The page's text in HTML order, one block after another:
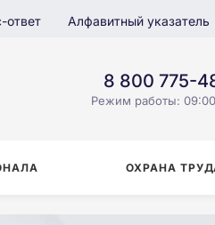
ответ Алфавитный указатель
8 800 775-
Режим работы:
ОХРАНА